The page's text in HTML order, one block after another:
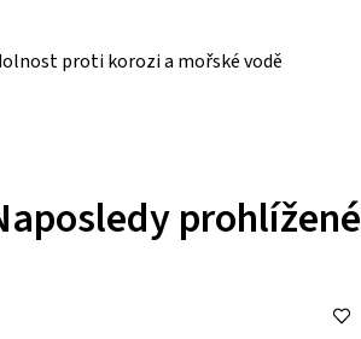
proti korozi a mořské vodě
prohlížené